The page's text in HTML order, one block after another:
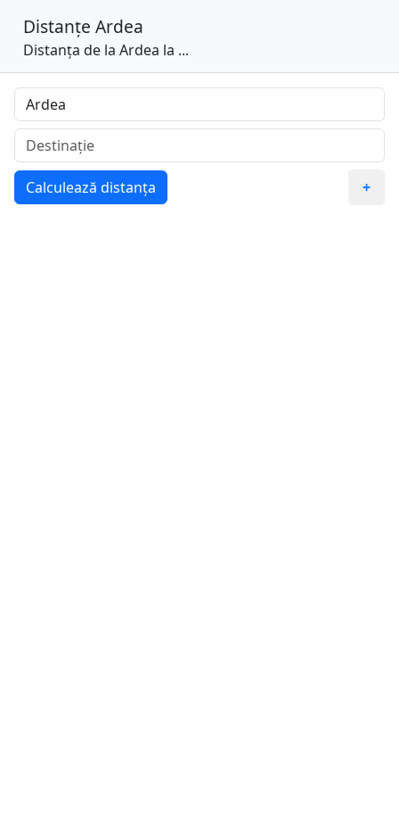
Distanțe Ardea
Distanța de la Ardea la ...
Calculează distanța +